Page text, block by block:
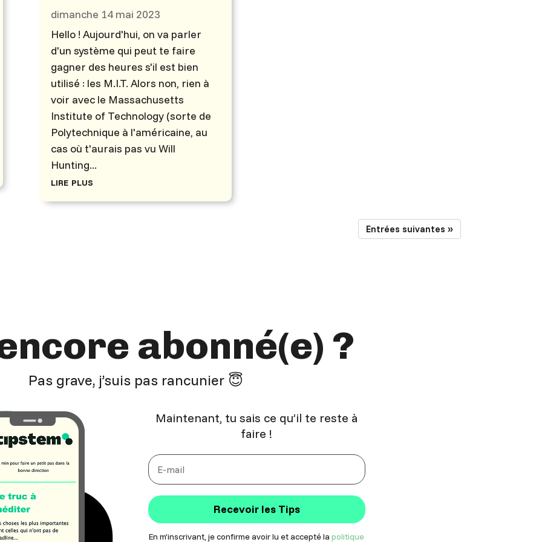
dimanche 14 mai 2023
Hello ! Aujourd'hui, on va parler
d'un système qui peut te faire
gagner des heures s'il est bien
utilisé : les M.I.T. Alors non, rien à
voir avec le Massachusetts
Institute of Technology (sorte de
Polytechnique à l'américaine, au
cas où t'aurais pas vu Will
Hunting...
lire plus
Entrées suivantes »
abonné(e) ?
Pas grave, j’suis pas rancunier 😇
Maintenant, tu sais ce qu’il te reste à
faire !
Recevoir les Tips
En m’inscrivant, je confirme avoir lu et accepté lapolitique